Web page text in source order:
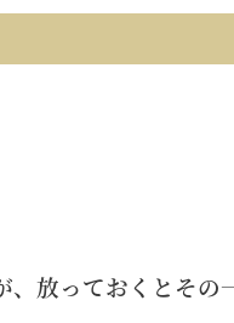
放っておくとその